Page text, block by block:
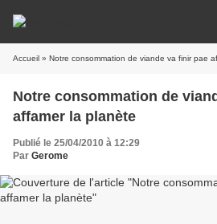
Accueil » Notre consommation de viande va finir pae
Notre consommation de
affamer la planète
Publié le 25/04/2010 à 12:29
Par Gerome